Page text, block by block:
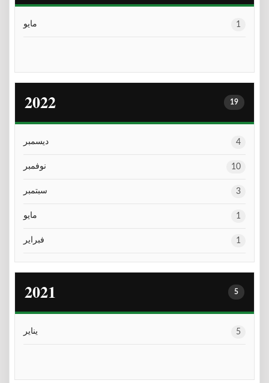
مايو 1
2022 19
ديسمبر 4
نوفمبر 10
سبتمبر 3
مايو 1
فبراير 1
2021 5
يناير 5